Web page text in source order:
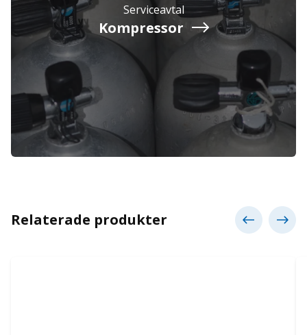
Privatperson Inkl. moms
Serviceavtal
Kompressor
Relaterade produkter